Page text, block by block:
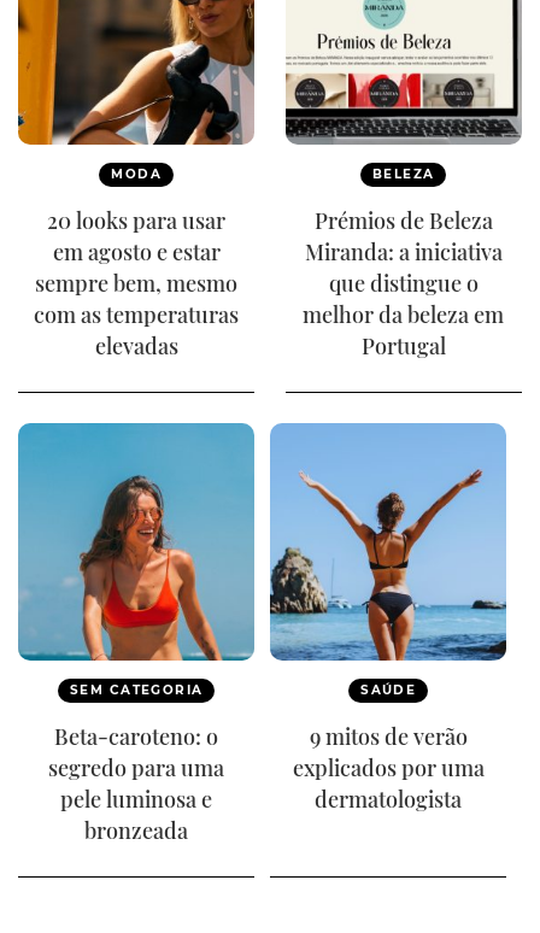
MODA
20 looks para usar
em agosto e estar
sempre bem, mesmo
com as temperaturas
elevadas
BELEZA
Prémios de Beleza
Miranda: a iniciativa
que distingue o
melhor da beleza em
Portugal
SEM CATEGORIA
Beta-caroteno: o
segredo para uma
pele luminosa e
bronzeada
SAÚDE
9 mitos de verão
explicados por uma
dermatologista